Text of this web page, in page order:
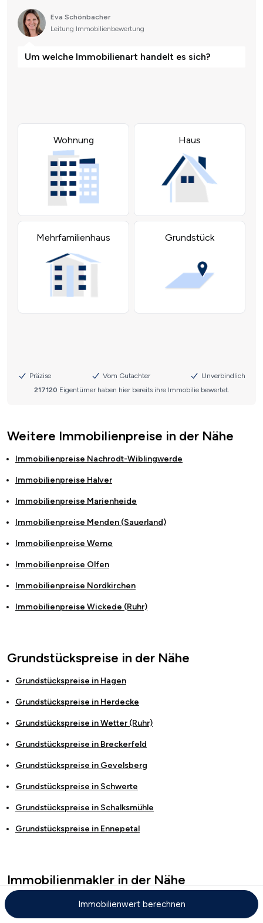
Weitere Immobilienpreise in der Nähe
Immobilienpreise Nachrodt-Wiblingwerde
Immobilienpreise Halver
Immobilienpreise Marienheide
Immobilienpreise Menden (Sauerland)
Immobilienpreise Werne
Immobilienpreise Olfen
Immobilienpreise Nordkirchen
Immobilienpreise Wickede (Ruhr)
Grundstückspreise in der Nähe
Grundstückspreise in Hagen
Grundstückspreise in Herdecke
Grundstückspreise inWetter (Ruhr)
Grundstückspreise in Breckerfeld
Grundstückspreise in Gevelsberg
Grundstückspreise in Schwerte
Grundstückspreise in Schalksmühle
Grundstückspreise in Ennepetal
Immobilienmakler in der Nähe
Immobilienmakler und Immobilienmaklerbüros in
Immobilienwert berechnen